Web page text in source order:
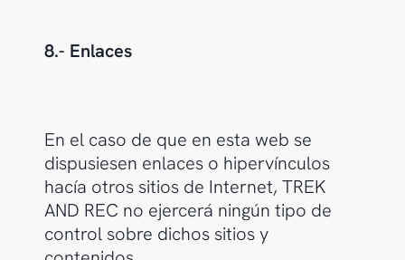
8.- Enlaces
En el caso de que en esta web se
dispusiesen enlaces o hipervínculos
hacía otros sitios de Internet, TREK
AND REC no ejercerá ningún tipo de
control sobre dichos sitios y